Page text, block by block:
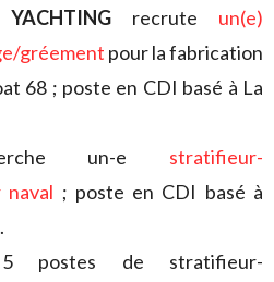
recrute un(e)
gréement pour la fabrication
68 ; poste en CDI basé à La
un-e stratifieur-
; poste en CDI basé à
postes de stratifieur-